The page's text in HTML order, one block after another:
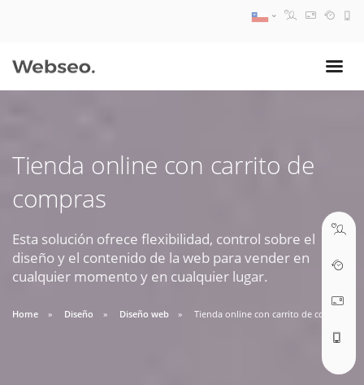
Tienda online con carrito de
compras
Esta solución ofrece flexibilidad, control sobre el
diseño y el contenido de la web para vender en
cualquier momento y en cualquier lugar.
Home Diseño Diseño web Tienda online con carrito de compras
09:30 AM A 18:30 PM
ABRIR TICKET